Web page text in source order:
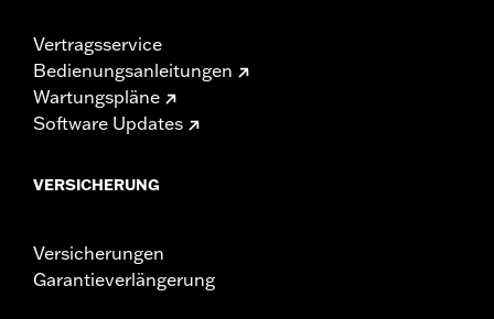
Vertragsservice
Bedienungsanleitungen
Wartungspläne
Software Updates
VERSICHERUNG
Versicherungen
Garantieverlängerung